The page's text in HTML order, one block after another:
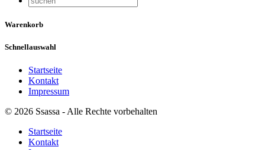
Warenkorb
Schnellauswahl
Startseite
Kontakt
Impressum
© 2026 Ssassa - Alle Rechte vorbehalten
Startseite
Kontakt